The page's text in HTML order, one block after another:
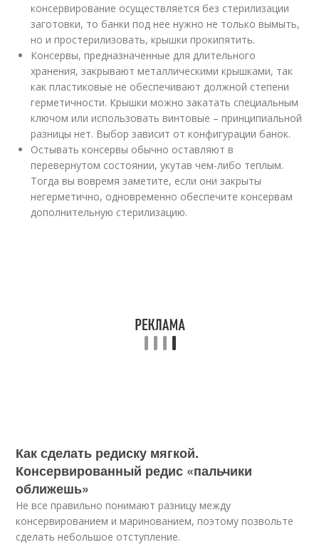
консервирование осуществляется без стерилизации
заготовки, то банки под нее нужно не только вымыть,
но и простерилизовать, крышки прокипятить.
Консервы, предназначенные для длительного
хранения, закрывают металлическими крышками, так
как пластиковые не обеспечивают должной степени
герметичности. Крышки можно закатать специальным
ключом или использовать винтовые – принципиальной
разницы нет. Выбор зависит от конфигурации банок.
Остывать консервы обычно оставляют в
перевернутом состоянии, укутав чем-либо теплым.
Тогда вы вовремя заметите, если они закрыты
негерметично, одновременно обеспечите консервам
дополнительную стерилизацию.
Как сделать редиску мягкой.
Консервированный редис «пальчики
оближешь»
Не все правильно понимают разницу между
консервированием и маринованием, поэтому позвольте
сделать небольшое отступление.